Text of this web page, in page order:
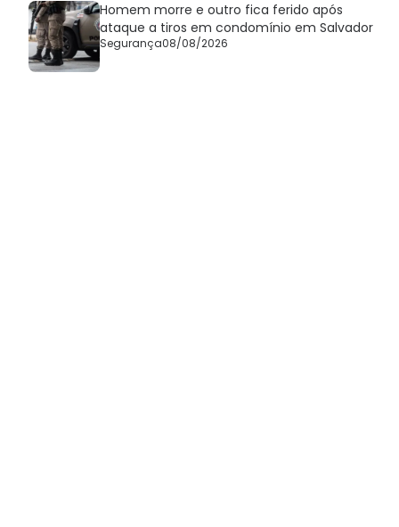
Homem morre e outro fica ferido após
ataque a tiros em condomínio em Salvador
Segurança08/08/2026